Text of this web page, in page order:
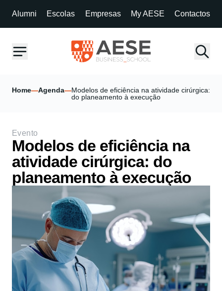
Alumni Escolas Empresas My AESE Contactos
Home—Agenda—Modelos de eficiência na atividade cirúrgica:
do planeamento à execução
Evento
Modelos de eficiência na
atividade cirúrgica: do
planeamento à execução